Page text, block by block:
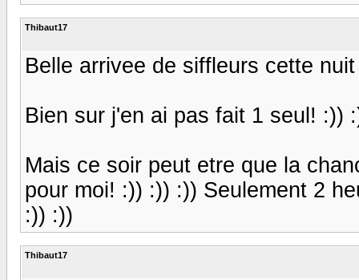
Thibaut17
Belle arrivee de siffleurs cette
Bien sur j'en ai pas fait 1 seul! :))
Mais ce soir peut etre que la
pour moi! :)) :)) :)) Seulement 2
:)) :))
Thibaut17